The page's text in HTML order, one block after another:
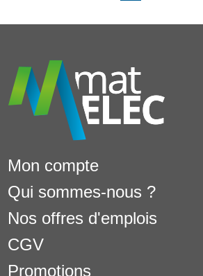
Mon compte
Qui sommes-nous ?
Nos offres d'emplois
CGV
Promotions